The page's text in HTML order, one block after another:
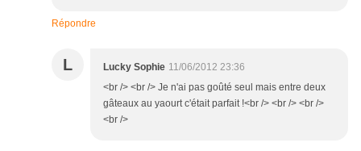
Répondre
L Lucky Sophie 11/06/2012 23:36
<br /> <br /> Je n'ai pas goûté seul mais entre deux
gâteaux au yaourt c'était parfait !<br /> <br /> <br />
<br />